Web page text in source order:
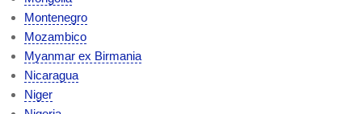
Montenegro
Mozambico
Myanmar ex Birmania
Nicaragua
Niger